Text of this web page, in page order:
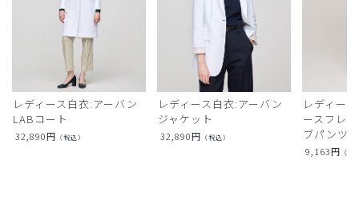
レディース白衣:アーバン
LABコート
32,890円 （税込）
レディース白衣:アーバン
ジャケット
32,890円 （税込）
レディー
ースフレ
ブパンツ)
9,163円 （税